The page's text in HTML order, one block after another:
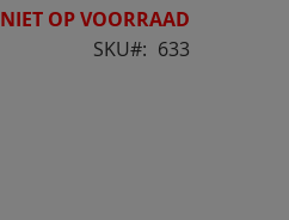
NIET OP VOORRAAD
SKU
633